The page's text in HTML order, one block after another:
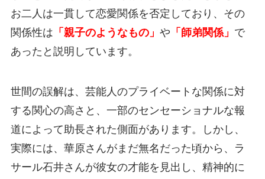
お二人は一貫して恋愛関係を否定しており、その
関係性は 「親子のようなもの」 や 「師弟関係」 で
あったと説明しています。
世間の誤解は、芸能人のプライベートな関係に対
する関心の高さと、一部のセンセーショナルな報
道によって助長された側面があります。しかし、
実際には、華原さんがまだ無名だった頃から、ラ
サール石井さんが彼女の才能を見出し、精神的に